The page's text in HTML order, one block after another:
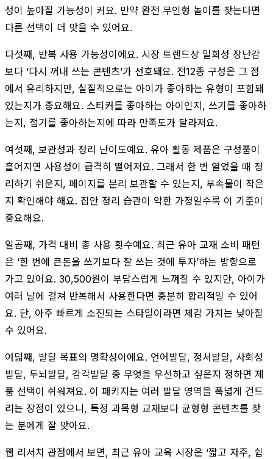
성이 높아질 가능성이 커요. 만약 완전 무인형 놀이를 찾는다면
다른 선택이 더 맞을 수 있어요.
다섯째, 반복 사용 가능성이에요. 시장 트렌드상 일회성 장난감
보다 ‘다시 꺼내 쓰는 콘텐츠’가 선호돼요. 전12종 구성은 그 점
에서 유리하지만, 실질적으로는 아이가 좋아하는 유형이 포함돼
있는지가 중요해요. 스티커를 좋아하는 아이인지, 쓰기를 좋아하
는지, 접기를 좋아하는지에 따라 만족도가 달라져요.
여섯째, 보관성과 정리 난이도예요. 유아 활동 제품은 구성품이
흩어지면 사용성이 급격히 떨어져요. 그래서 한 번 열었을 때 정
리하기 쉬운지, 페이지를 분리 보관할 수 있는지, 부속물이 작은
지 확인해야 해요. 집안 정리 습관이 약한 가정일수록 이 기준이
중요해요.
일곱째, 가격 대비 총 사용 횟수예요. 최근 유아 교재 소비 패턴
은 ‘한 번에 큰돈을 쓰기보다 잘 쓰는 것에 투자’하는 방향으로
가고 있어요. 30,500원이 부담스럽게 느껴질 수 있지만, 아이가
여러 날에 걸쳐 반복해서 사용한다면 충분히 합리적일 수 있어
요. 단, 아주 빠르게 소진되는 스타일이라면 체감 가치는 낮아질
수 있어요.
여덟째, 발달 목표의 명확성이에요. 언어발달, 정서발달, 사회성
발달, 두뇌발달, 감각발달 중 무엇을 우선하고 싶은지 정하면 제
품 선택이 쉬워져요. 이 패키지는 여러 발달 영역을 폭넓게 건드
리는 장점이 있으니, 특정 과목형 교재보다 균형형 콘텐츠를 찾
는 분에게 잘 맞아요.
웹 리서치 관점에서 보면, 최근 유아 교육 시장은 ‘짧고 자주, 쉽